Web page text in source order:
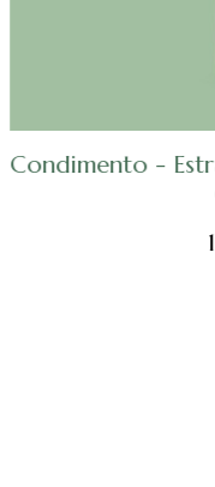
E Basilico